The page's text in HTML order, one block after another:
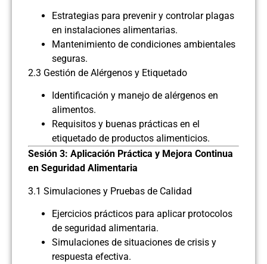
Estrategias para prevenir y controlar plagas
en instalaciones alimentarias.
Mantenimiento de condiciones ambientales
seguras.
2.3 Gestión de Alérgenos y Etiquetado
Identificación y manejo de alérgenos en
alimentos.
Requisitos y buenas prácticas en el
etiquetado de productos alimenticios.
Sesión 3: Aplicación Práctica y Mejora Continua
en Seguridad Alimentaria
3.1 Simulaciones y Pruebas de Calidad
Ejercicios prácticos para aplicar protocolos
de seguridad alimentaria.
Simulaciones de situaciones de crisis y
respuesta efectiva.